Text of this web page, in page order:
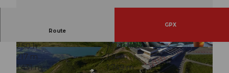
Route
GPX
2:50 h
10,20 km
217 m
325 m
1.431 m
1.749 m